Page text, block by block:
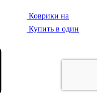
Коврики на
Купить в один